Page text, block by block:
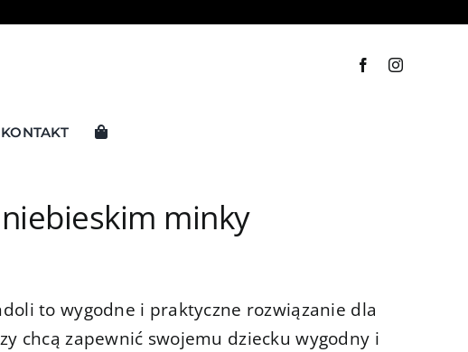
KONTAKT
minky
to wygodne i praktyczne rozwiązanie dla
chcą zapewnić swojemu dziecku wygodny i